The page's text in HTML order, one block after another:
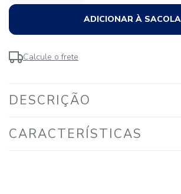
ADICIONAR À SACOLA
Calcule o frete
DESCRIÇÃO
CARACTERÍSTICAS